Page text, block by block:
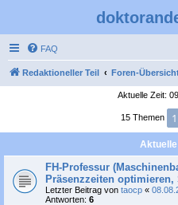
FAQ
Redaktioneller Teil Foren-
Aktuelle Zeit:
15 Themen 1
FH-Professur
Präsenzzeiten
Letzter Beitrag von taocp «
Antworten: 6